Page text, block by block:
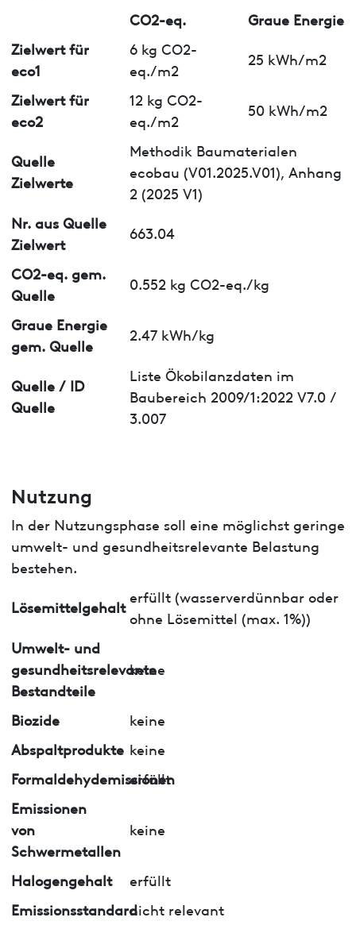
CO2-eq.
Graue Energie
Zielwert für
eco1
6 kg CO2-
eq./m2
25 kWh/m2
Zielwert für
eco2
12 kg CO2-
eq./m2
50 kWh/m2
Quelle
Zielwerte
Methodik Baumaterialen
ecobau (V01.2025.V01), Anhang
2 (2025 V1)
Nr. aus Quelle
Zielwert
663.04
CO2-eq. gem.
Quelle
0.552 kg CO2-eq./kg
Graue Energie
gem. Quelle
2.47 kWh/kg
Quelle / ID
Quelle
Liste Ökobilanzdaten im
Baubereich 2009/1:2022 V7.0 /
3.007
Nutzung
In der Nutzungsphase soll eine möglichst geringe
umwelt- und gesundheitsrelevante Belastung
bestehen.
Lösemittelgehalt
erfüllt (wasserverdünnbar oder
ohne Lösemittel (max. 1%))
Umwelt- und
gesundheitsrelevante
Bestandteile
keine
Biozide
keine
Abspaltprodukte keine
Formaldehydemissionen
erfüllt
Emissionen
von
Schwermetallen
keine
Halogengehalt
erfüllt
Emissionsstandardnicht relevant